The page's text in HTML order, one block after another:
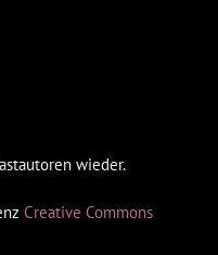
wieder.
Creative Commons